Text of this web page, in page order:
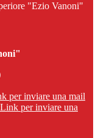
"Ezio Vanoni"
per inviare una mail
Link per inviare una